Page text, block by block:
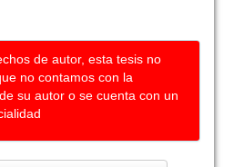
de autor, esta tesis no
no contamos con la
su autor o se cuenta con un